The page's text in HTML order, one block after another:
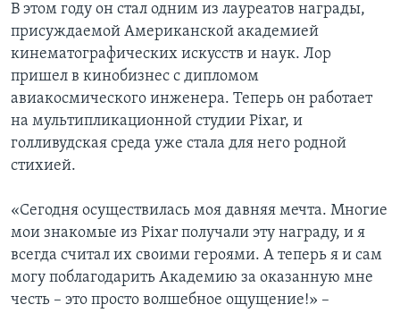
В этом году он стал одним из лауреатов награды,
присуждаемой Американской академией
кинематографических искусств и наук. Лор
пришел в кинобизнес с дипломом
авиакосмического инженера. Теперь он работает
на мультипликационной студии Pixar, и
голливудская среда уже стала для него родной
стихией.
«Сегодня осуществилась моя давняя мечта. Многие
мои знакомые из Pixar получали эту награду, и я
всегда считал их своими героями. А теперь я и сам
могу поблагодарить Академию за оказанную мне
честь – это просто волшебное ощущение!» –